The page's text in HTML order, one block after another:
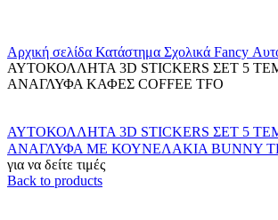
Αρχική σελίδα Κατάστημα Σχολικά Fancy
ΑΥΤΟΚΟΛΛΗΤΑ 3D STICKERS ΣΕΤ 5
ΑΝΑΓΛΥΦΑ ΚΑΦΕΣ COFFEE TFO
ΑΥΤΟΚΟΛΛΗΤΑ 3D STICKERS ΣΕΤ 5
ΑΝΑΓΛΥΦΑ ΜΕ ΚΟΥΝΕΛΑΚΙΑ BUNNY
για να δείτε τιμές
Back to products